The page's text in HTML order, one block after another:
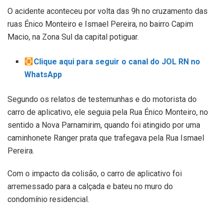
O acidente aconteceu por volta das 9h no cruzamento das
ruas Énico Monteiro e Ismael Pereira, no bairro Capim
Macio, na Zona Sul da capital potiguar.
Clique aqui para seguir o canal do JOL RN no
WhatsApp
Segundo os relatos de testemunhas e do motorista do
carro de aplicativo, ele seguia pela Rua Énico Monteiro, no
sentido a Nova Parnamirim, quando foi atingido por uma
caminhonete Ranger prata que trafegava pela Rua Ismael
Pereira.
Com o impacto da colisão, o carro de aplicativo foi
arremessado para a calçada e bateu no muro do
condomínio residencial.